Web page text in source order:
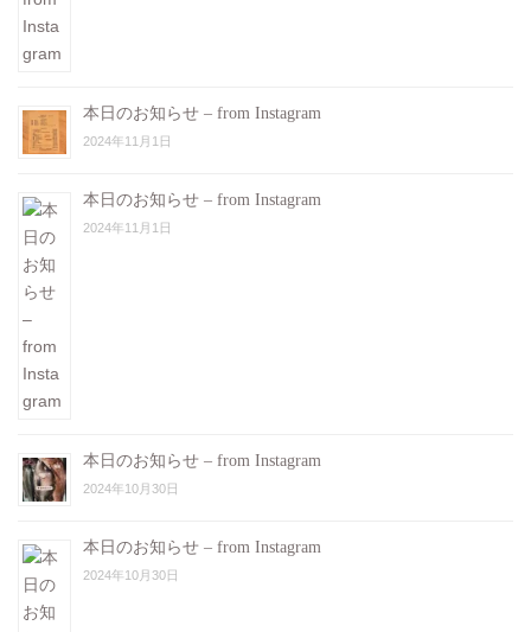
本日のお知らせ – from Instagram
2024年11月1日
本日のお知らせ – from Instagram
2024年11月1日
本日のお知らせ – from Instagram
2024年10月30日
本日のお知らせ – from Instagram
2024年10月30日